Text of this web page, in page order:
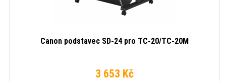
Canon podstavec SD-24 pro TC-20/TC-20M
3 653 Kč